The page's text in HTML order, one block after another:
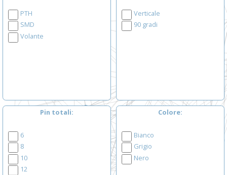
PTH
SMD
Volante
Verticale
90 gradi
Pin totali
6
8
10
12
Colore
Bianco
Grigio
Nero